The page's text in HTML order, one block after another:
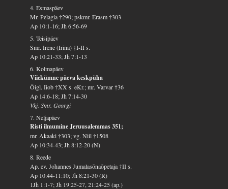
4. Esmaspäev
Mr. Pelagia †290; pskmr. Erasm †303
Ap 10:1-16; Jh 6:56-69
5. Teisipäev
Smr. Irene (Irina) †I-II s.
Ap 10:21-33; Jh 7:1-13
6. Kolmapäev
Viiekümne päeva keskpüha
Õigl. Iiob †XX s. eKr.; mr. Varvar †36
Ap 14:6-18; Jh 7:14-30
Vkj. Smr. Georgi
7. Neljapäev
Risti ilmumine Jeruusalemmas 351;
mr. Akaaki †303; vg. Niil †1508
Ap 10:34-43; Jh 8:12-20 (N)
8. Reede
Ap. ev. Johannes Jumalasõnaõpetaja †II s.
Ap 10:44-11:10; Jh 8:21-30 (R)
1Jh 1:1-7; Jh 19:25-27, 21:24-25 (ap.)